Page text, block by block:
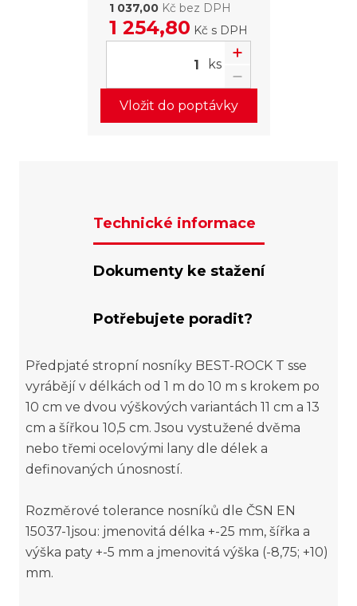
1 037,00 Kč bez DPH
1 254,80 Kč s DPH
ks
Vložit do poptávky
Technické informace
Dokumenty ke stažení
Potřebujete poradit?
Předpjaté stropní nosníky BEST-ROCK T sse
vyrábějí v délkách od 1 m do 10 m s krokem po
10 cm ve dvou výškových variantách 11 cm a 13
cm a šířkou 10,5 cm. Jsou vystužené dvěma
nebo třemi ocelovými lany dle délek a
definovaných únosností.
Rozměrové tolerance nosníků dle ČSN EN
15037-1jsou: jmenovitá délka +-25 mm, šířka a
výška paty +-5 mm a jmenovitá výška (-8,75; +10)
mm.